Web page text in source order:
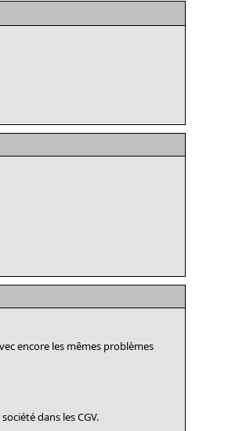
encore les mêmes problèmes
dans les CGV.